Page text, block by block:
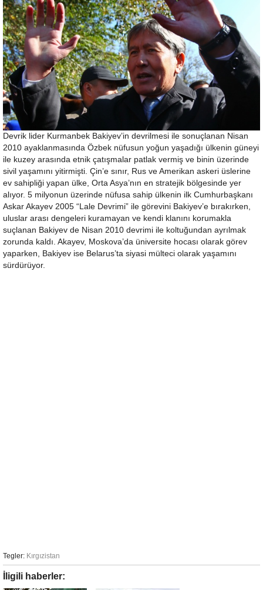
Devrik lider Kurmanbek Bakiyev’in devrilmesi ile sonuçlanan Nisan
2010 ayaklanmasında Özbek nüfusun yoğun yaşadığı ülkenin güneyi
ile kuzey arasında etnik çatışmalar patlak vermiş ve binin üzerinde
sivil yaşamını yitirmişti. Çin’e sınır, Rus ve Amerikan askeri üslerine
ev sahipliği yapan ülke, Orta Asya’nın en stratejik bölgesinde yer
alıyor. 5 milyonun üzerinde nüfusa sahip ülkenin ilk Cumhurbaşkanı
Askar Akayev 2005 “Lale Devrimi” ile görevini Bakiyev’e bırakırken,
uluslar arası dengeleri kuramayan ve kendi klanını korumakla
suçlanan Bakiyev de Nisan 2010 devrimi ile koltuğundan ayrılmak
zorunda kaldı. Akayev, Moskova’da üniversite hocası olarak görev
yaparken, Bakiyev ise Belarus’ta siyasi mülteci olarak yaşamını
sürdürüyor.
Tegler: Kırgızistan
İligili haberler: